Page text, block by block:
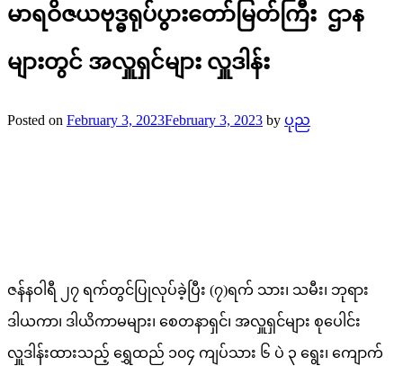
မာရဝိဇယဗုဒ္ဓရုပ်ပွားတော်မြတ်ကြီး ဌာန
များတွင် အလှူရှင်များ လှူဒါန်း
Posted on February 3, 2023February 3, 2023 by ပုည
ဇန်နဝါရီ ၂၇ ရက်တွင်ပြုလုပ်ခဲ့ပြီး (၇)ရက် သား၊ သမီး၊ ဘုရား
ဒါယကာ၊ ဒါယိကာမများ၊ စေတနာရှင်၊ အလှူရှင်များ စုပေါင်း
လှူဒါန်းထားသည့် ရွှေထည် ၁၀၄ ကျပ်သား ၆ ပဲ ၃ ရွေး၊ ကျောက်